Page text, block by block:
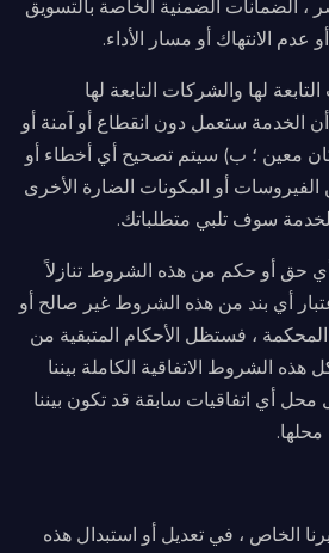
، الضمانات الضمنية الخاصة بالتسويق
الانتهاك أو مسار الأداء.
لها والشركات التابعة لها
الخدمة ستعمل دون انقطاع أو آمنة أو
معين ؛ ب) سيتم تصحيح أي أخطاء أو
أو المكونات الضارة الأخرى
سوف تلبي متطلباتك.
أي حق أو حكم من هذه الشروط تنازلاً
أي بند من هذه الشروط غير صالح أو
، فستظل الأحكام المتبقية من
الشروط الاتفاقية الكاملة بيننا
محل أي اتفاقيات سابقة قد تكون بيننا
الخاص ، في تعديل أو استبدال هذه